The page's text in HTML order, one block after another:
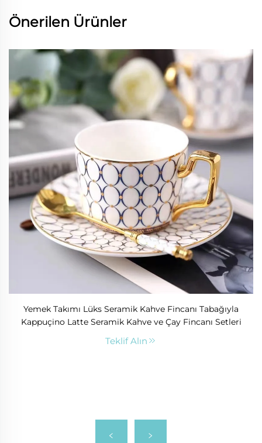
Önerilen Ürünler
Yemek Takımı Lüks Seramik Kahve Fincanı Tabağıyla
Kappuçino Latte Seramik Kahve ve Çay Fincanı Setleri
Teklif Alın